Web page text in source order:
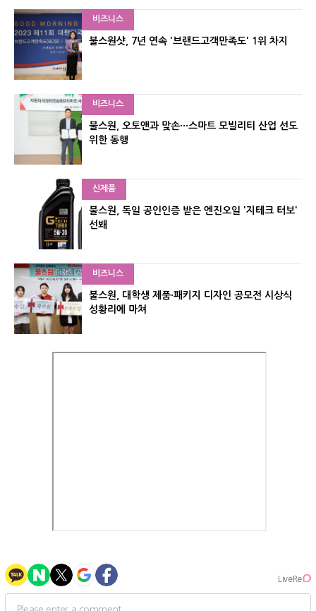
비즈니스
불스원샷, 7년 연속 '브랜드고객만족도' 1위 차지
비즈니스
불스원, 오토앤과 맞손···스마트 모빌리티 산업 선도
위한 동행
신제품
불스원, 독일 공인인증 받은 엔진오일 '지테크 터보'
선봬
비즈니스
불스원, 대학생 제품·패키지 디자인 공모전 시상식
성황리에 마쳐